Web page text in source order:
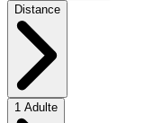
Distance
1 Adulte